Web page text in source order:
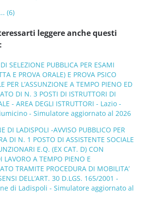
(6)
leggere anche questi
SELEZIONE PUBBLICA PER ESAMI
E PROVA ORALE) E PROVA PSICO
PER L’ASSUNZIONE A TEMPO PIENO ED
DI N. 3 POSTI DI ISTRUTTORI DI
- AREA DEGLI ISTRUTTORI - Lazio -
- Simulatore aggiornato al 2026
DI LADISPOLI -AVVISO PUBBLICO PER
DI N. 1 POSTO DI ASSISTENTE SOCIALE
E.Q. (EX CAT. D) CON
LAVORO A TEMPO PIENO E
TRAMITE PROCEDURA DI MOBILITA’
DELL’ART. 30 D.LGS. 165/2001 -
di Ladispoli - Simulatore aggiornato al